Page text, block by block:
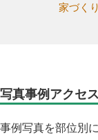
家づく
写真事例アクセ
事例写真を部位別